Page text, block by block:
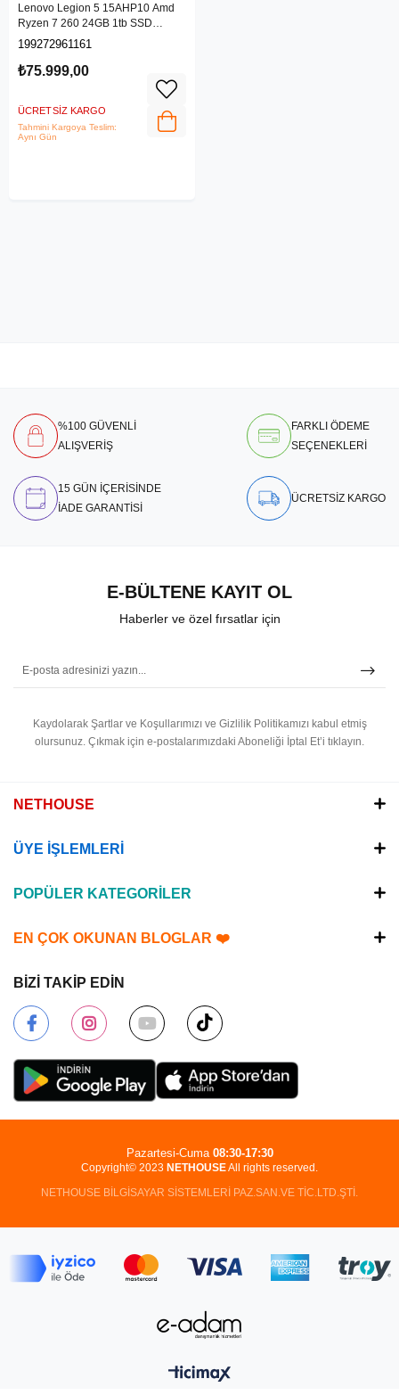
Lenovo Legion 5 15AHP10 Amd
Ryzen 7 260 24GB 1tb SSD
Geforce Rtx 5060 8gb (115W)
Freedos Taşınabilir Bilgisayar
199272961161
₺75.999,00
ÜCRETSIZ KARGO
Tahmini Kargoya Teslim:
Aynı Gün
%100 GÜVENLİ
ALIŞVERİŞ
FARKLI ÖDEME
SEÇENEKLERİ
15 GÜN İÇERİSİNDE
İADE GARANTİSİ
ÜCRETSİZ KARGO
E-BÜLTENE KAYIT OL
Haberler ve özel fırsatlar için
Kaydolarak Şartlar ve Koşullarımızı ve Gizlilik Politikamızı kabul etmiş
olursunuz. Çıkmak için e-postalarımızdaki Aboneliği İptal Et’i tıklayın.
NETHOUSE
ÜYE İŞLEMLERİ
POPÜLER KATEGORİLER
EN ÇOK OKUNAN BLOGLAR ❤️
BİZİ TAKİP EDİN
Copyright© 2023 NETHOUSEAll rights reserved.
NETHOUSE BİLGİSAYAR SİSTEMLERİ PAZ.SAN.VE TİC.LTD.ŞTİ.
Pazartesi-Cuma 08:30-17:30